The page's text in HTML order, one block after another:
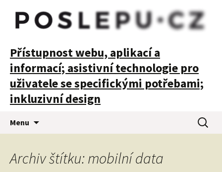
POSLEPU
Přístupnost webu, aplikací a
informací; asistivní technologie pro
uživatele se specifickými potřebami;
inkluzivní design
Menu
webu
Archiv štítku: mobilní data